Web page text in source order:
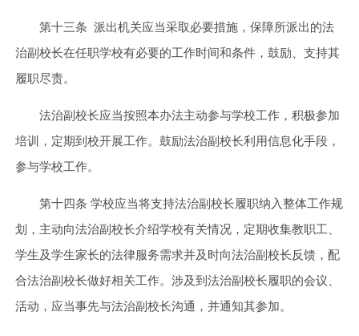
第十三条 派出机关应当采取必要措施，保障所派出的法
治副校长在任职学校有必要的工作时间和条件，鼓励、支持其
履职尽责。
法治副校长应当按照本办法主动参与学校工作，积极参加
培训，定期到校开展工作。鼓励法治副校长利用信息化手段，
参与学校工作。
第十四条 学校应当将支持法治副校长履职纳入整体工作规
划，主动向法治副校长介绍学校有关情况，定期收集教职工、
学生及学生家长的法律服务需求并及时向法治副校长反馈，配
合法治副校长做好相关工作。涉及到法治副校长履职的会议、
活动，应当事先与法治副校长沟通，并通知其参加。